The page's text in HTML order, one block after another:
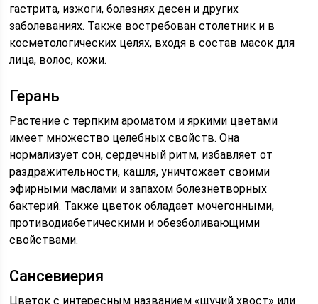
гастрита, изжоги, болезнях десен и других
заболеваниях. Также востребован столетник и в
косметологических целях, входя в состав масок для
лица, волос, кожи.
Герань
Растение с терпким ароматом и яркими цветами
имеет множество целебных свойств. Она
нормализует сон, сердечный ритм, избавляет от
раздражительности, кашля, уничтожает своими
эфирными маслами и запахом болезнетворных
бактерий. Также цветок обладает мочегонными,
противодиабетическими и обезболивающими
свойствами.
Сансевиерия
Цветок с интересным названием «щучий хвост» или